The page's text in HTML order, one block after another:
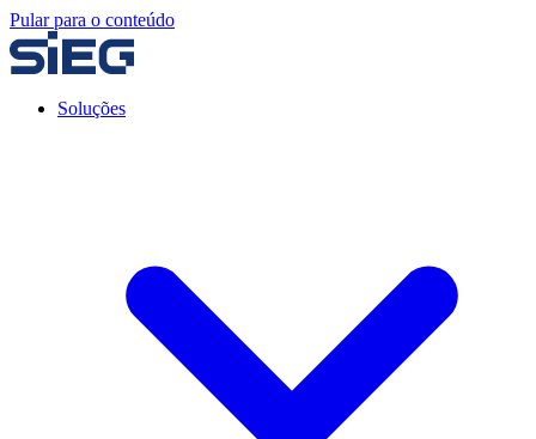
Pular para o conteúdo
Soluções